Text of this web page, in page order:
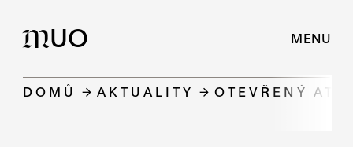
MUO MENU
DOMŮ AKTUALITY OTEVŘENÝ